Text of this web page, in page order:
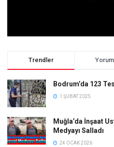
Trendler
Bodrum’da 123
1 ŞUBAT 2025
Muğla’da İnşaat
Medyayı Salladı
24 OCAK 2026